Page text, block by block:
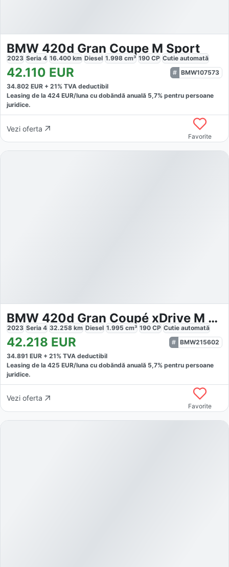
BMW 420d Gran Coupe M Sport
2023 Seria 4 16.400 km Diesel 1.998 cm³ 190 CP Cutie automată
42.110 EUR
BMW107573
34.802 EUR + 21% TVA deductibil
Leasing de la 424 EUR/luna cu dobăndă anuală 5,7% pentru persoane
juridice.
Vezi oferta
Favorite
BMW 420d Gran Coupé xDrive M Sport
2023 Seria 4 32.258 km Diesel 1.995 cm³ 190 CP Cutie automată
42.218 EUR
BMW215602
34.891 EUR + 21% TVA deductibil
Leasing de la 425 EUR/luna cu dobăndă anuală 5,7% pentru persoane
juridice.
Vezi oferta
Favorite